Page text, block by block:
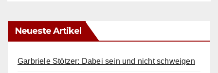
Neueste Artikel
Garbriele Stötzer: Dabei sein und nicht schweigen